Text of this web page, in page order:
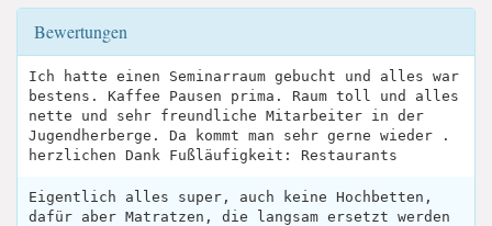
Bewertungen
Ich hatte einen Seminarraum gebucht und alles war
bestens. Kaffee Pausen prima. Raum toll und alles
nette und sehr freundliche Mitarbeiter in der
Jugendherberge. Da kommt man sehr gerne wieder .
herzlichen Dank Fußläufigkeit: Restaurants
Eigentlich alles super, auch keine Hochbetten,
dafür aber Matratzen, die langsam ersetzt werden